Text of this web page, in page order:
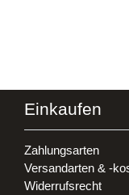
Einkaufen
Zahlungsarten
Versandarten & -
Widerrufsrecht